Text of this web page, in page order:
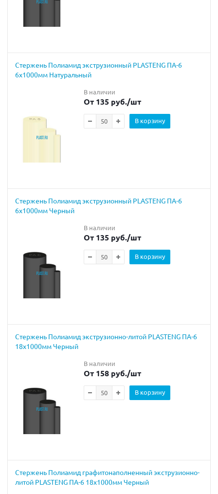
Cтержень Полиамид экструзионный PLASTENG ПА-6
6х1000мм Натуральный
В наличии
От 135 руб./шт
В корзину
Cтержень Полиамид экструзионный PLASTENG ПА-6
6х1000мм Черный
В наличии
От 135 руб./шт
В корзину
Cтержень Полиамид экструзионно-литой PLASTENG ПА-6
18х1000мм Черный
В наличии
От 158 руб./шт
В корзину
Стержень Полиамид графитонаполненный экструзионно-
литой PLASTENG ПА-6 18х1000мм Черный